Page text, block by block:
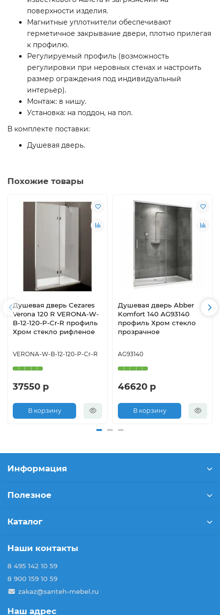
поверхности изделия.
Магнитные уплотнители обеспечивают
герметичное закрывание двери, плотно прилегая
к профилю.
Регулируемый профиль (возможность
регулировки при неровных стенах и настроить
размер ограждения под индивидуальный
интерьер).
Монтаж: в нишу.
Установка: на поддон, на пол.
В комплекте поставки:
Душевая дверь.
Похожие товары
Душевая дверь Cezares
Verona 120 R VERONA-W-
B-12-120-P-Cr-R профиль
Хром стекло рифленое
VERONA-W-B-12-120-P-Cr-R
37550 р
В корзину
Душевая дверь Abber
Komfort 140 AG93140
профиль Хром стекло
прозрачное
AG93140
46620 р
В корзину
Информация
Полезное
Каталог
Наши контакты
8 495 142 10 59
8 900 159 10 59
zakaz@santeh-mebel.ru
Наш адрес